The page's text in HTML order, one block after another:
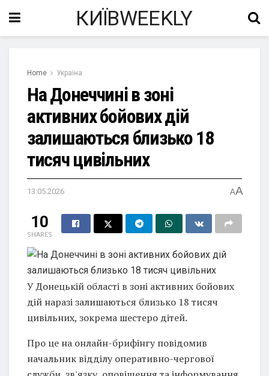
КИЇВWEEKLY
Home Україна
На Донеччині в зоні
активних бойових дій
залишаються близько 18
тисяч цивільних
13.05.2026 AA
10
SHARES
У Донецькій області в зоні активних бойових
дій наразі залишаються близько 18 тисяч
цивільних, зокрема шестеро дітей.
Про це на онлайн-брифінгу повідомив
начальник відділу оперативно-чергової